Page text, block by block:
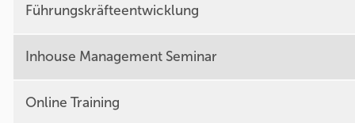
Führungskräfteentwicklung
Inhouse Management Seminar
Online Training